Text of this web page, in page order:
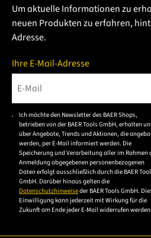
Um aktuelle Informationen zu
neuen Produkten zu erfahren,
Adresse.
Ihre E-Mail-Adresse
Bitte geben Sie eine gültige E-Mail-
Ich möchte den Newsletter des BAER Shops,
betrieben von der BAER Tools GmbH, erhalten
über Angebote, Trends und Aktionen, die
werden, per E-Mail informiert werden. Die
Speicherung und Verarbeitung aller im Rahmen
Anmeldung abgegebenen personenbezogenen
Daten erfolgt ausschließlich durch die BAER
GmbH. Darüber hinaus gelten die
Datenschutzhinweiseder BAER Tools GmbH.
Einwilligung kann jederzeit mit Wirkung für die
Zukunft am Ende jeder E-Mail widerrufen